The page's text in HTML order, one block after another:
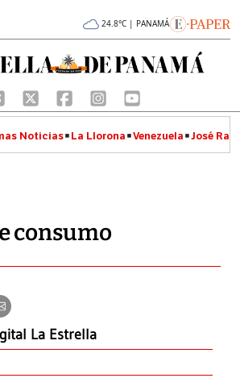
24.8°C | PANAMÁ
Noticias La Llorona Venezuela José
consumo
La Estrella